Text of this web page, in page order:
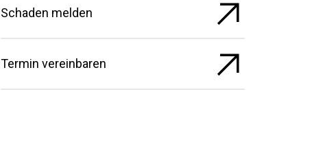
Schaden melden
Termin vereinbaren